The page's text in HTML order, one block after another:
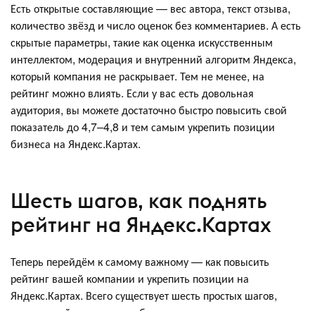
Есть открытые составляющие — вес автора, текст отзыва,
количество звёзд и число оценок без комментариев. А есть
скрытые параметры, такие как оценка искусственным
интеллектом, модерация и внутренний алгоритм Яндекса,
который компания не раскрывает. Тем не менее, на
рейтинг можно влиять. Если у вас есть довольная
аудитория, вы можете достаточно быстро повысить свой
показатель до 4,7–4,8 и тем самым укрепить позиции
бизнеса на Яндекс.Картах.
Шесть шагов, как поднять
рейтинг на Яндекс.Картах
Теперь перейдём к самому важному — как повысить
рейтинг вашей компании и укрепить позиции на
Яндекс.Картах. Всего существует шесть простых шагов,